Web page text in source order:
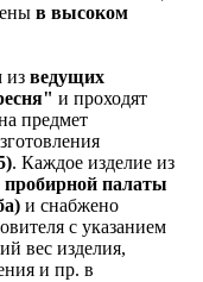
в высоком
из ведущих
и проходят
предмет
. Каждое изделие из
пробирной палаты
и снабжено
с указанием
вес изделия,
и пр. в